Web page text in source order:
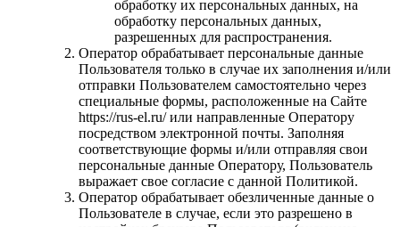
обработку их персональных данных, на
обработку персональных данных,
разрешенных для распространения.
Оператор обрабатывает персональные данные
Пользователя только в случае их заполнения и/или
отправки Пользователем самостоятельно через
специальные формы, расположенные на Cайте
https://rus-el.ru/ или направленные Оператору
посредством электронной почты. Заполняя
соответствующие формы и/или отправляя свои
персональные данные Оператору, Пользователь
выражает свое согласие с данной Политикой.
Оператор обрабатывает обезличенные данные о
Пользователе в случае, если это разрешено в